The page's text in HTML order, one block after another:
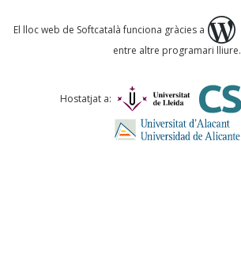
Què proposeu?
Comentari *
El lloc web de Softcatalà funciona gràcies a
entre altre programari lliure.
Hostatjat a: